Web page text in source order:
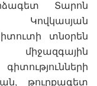
Տարոն
տնօրեն
թուրքագետ